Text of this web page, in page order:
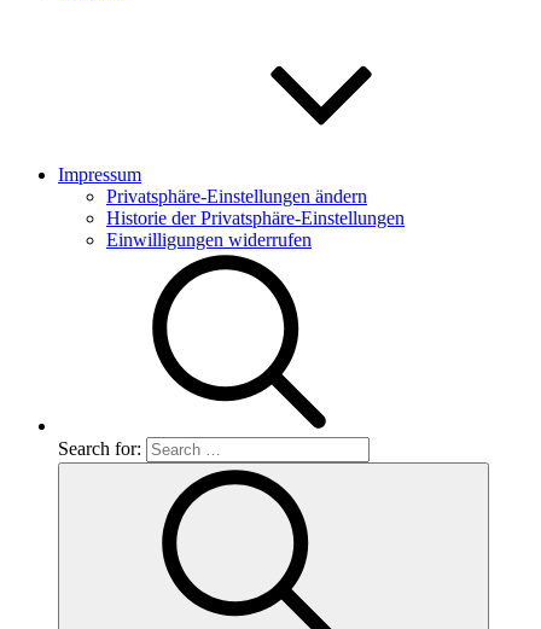
Impressum
Privatsphäre-Einstellungen ändern
Historie der Privatsphäre-Einstellungen
Einwilligungen widerrufen
Search for: